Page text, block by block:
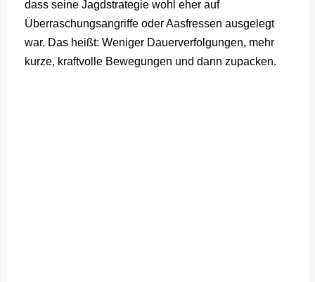
dass seine Jagdstrategie wohl eher auf
Überraschungsangriffe oder Aasfressen ausgelegt
war. Das heißt: Weniger Dauerverfolgungen, mehr
kurze, kraftvolle Bewegungen und dann zupacken.